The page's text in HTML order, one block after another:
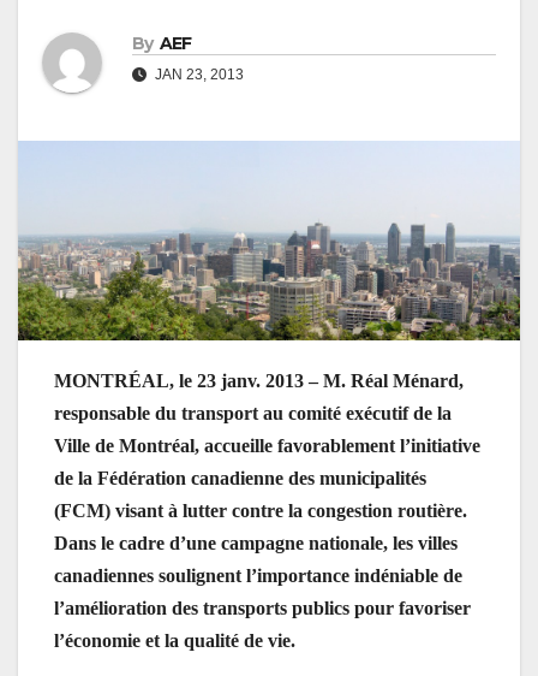
By AEF
JAN 23, 2013
MONTRÉAL, le 23 janv. 2013 – M. Réal Ménard,
responsable du transport au comité exécutif de la
Ville de Montréal, accueille favorablement l’initiative
de la Fédération canadienne des municipalités
(FCM) visant à lutter contre la congestion routière.
Dans le cadre d’une campagne nationale, les villes
canadiennes soulignent l’importance indéniable de
l’amélioration des transports publics pour favoriser
l’économie et la qualité de vie.